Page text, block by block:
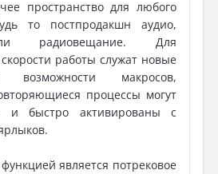
пространство для любого
то постпродакшн аудио,
радиовещание. Для
работы служат новые
возможности макросов,
процессы могут
и быстро активированы с
является потрековое